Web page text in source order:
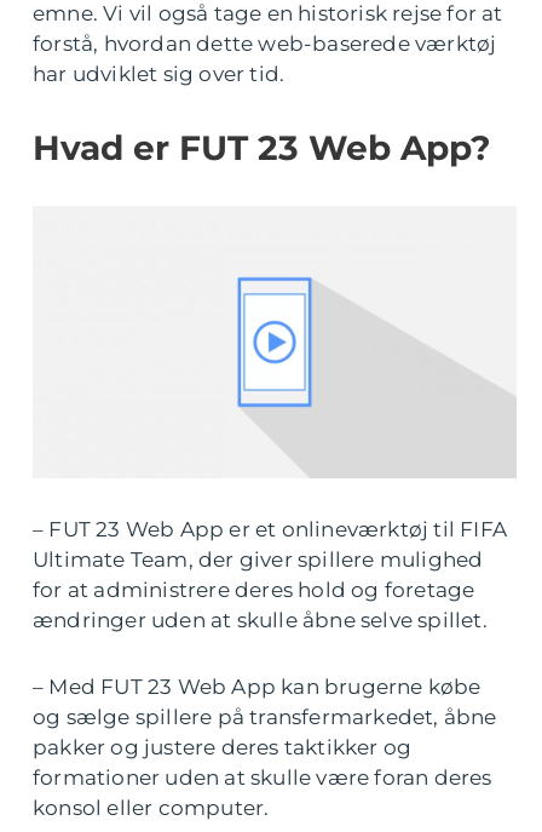
emne. Vi vil også tage en historisk rejse for at
forstå, hvordan dette web-baserede værktøj
har udviklet sig over tid.
Hvad er FUT 23 Web App?
– FUT 23 Web App er et onlineværktøj til FIFA
Ultimate Team, der giver spillere mulighed
for at administrere deres hold og foretage
ændringer uden at skulle åbne selve spillet.
– Med FUT 23 Web App kan brugerne købe
og sælge spillere på transfermarkedet, åbne
pakker og justere deres taktikker og
formationer uden at skulle være foran deres
konsol eller computer.